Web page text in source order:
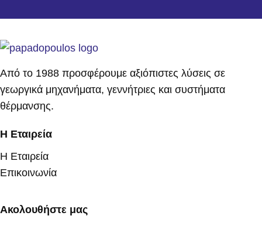
Από το 1988 προσφέρουμε αξιόπιστες λύσεις σε
γεωργικά μηχανήματα, γεννήτριες και συστήματα
θέρμανσης.
Η Εταιρεία
Η Εταιρεία
Επικοινωνία
Ακολουθήστε μας